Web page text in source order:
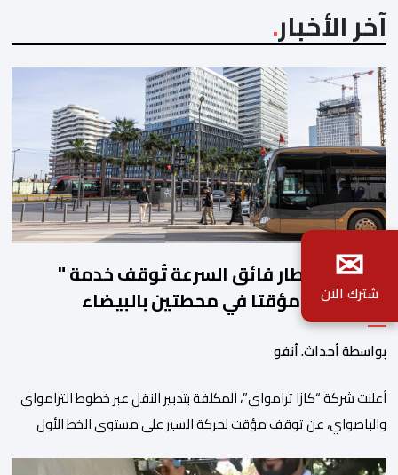
آخر الأخبار
أشغال القطار فائق السرعة تُوقف خدمة "
الباصواي" مؤقتا في محطتين بالبيضاء
بواسطة أحداث. أنفو
أعلنت شركة “كازا ترامواي”، المكلفة بتدبير النقل عبر خطوط الترامواي
والباصواي، عن توقف مؤقت لحركة السير على مستوى الخط الأول
✉
شترك الآن